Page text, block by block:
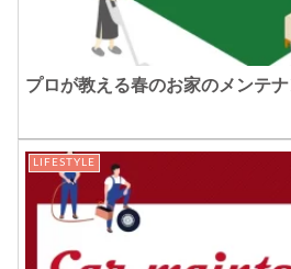
プロが教える春のお家のメンテ
LIFESTYLE